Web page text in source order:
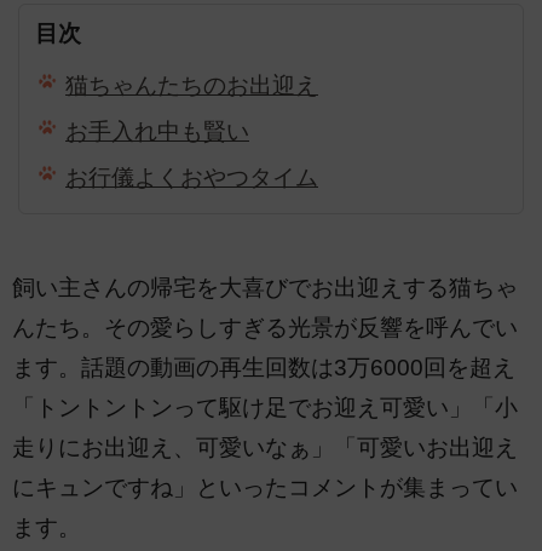
目次
猫ちゃんたちのお出迎え
お手入れ中も賢い
お行儀よくおやつタイム
飼い主さんの帰宅を大喜びでお出迎えする猫ちゃ
んたち。その愛らしすぎる光景が反響を呼んでい
ます。話題の動画の再生回数は3万6000回を超え
「トントントンって駆け足でお迎え可愛い」「小
走りにお出迎え、可愛いなぁ」「可愛いお出迎え
にキュンですね」といったコメントが集まってい
ます。